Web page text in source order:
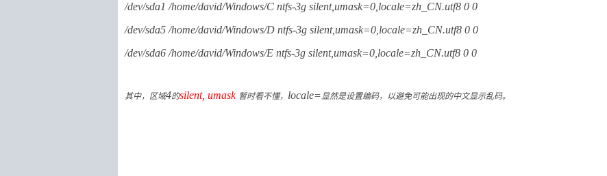
/dev/sda1 /home/david/Windows/C ntfs-3g silent,umask=0,locale=zh_CN.utf8 0 0
/dev/sda5 /home/david/Windows/D ntfs-3g silent,umask=0,locale=zh_CN.utf8 0 0
/dev/sda6 /home/david/Windows/E ntfs-3g silent,umask=0,locale=zh_CN.utf8 0 0
其中，区域4的silent, umask 暂时看不懂， locale=显然是设置编码，以避免可能出现的中文显示乱码。